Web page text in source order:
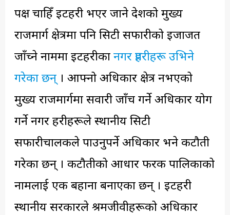
पक्ष चाहिँ इटहरी भएर जाने देशको मुख्य
राजमार्ग क्षेत्रमा पनि सिटी सफारीको इजाजत
जाँच्ने नाममा इटहरीकानगर प्रहरीहरू उभिने
गरेका छन् । आफ्नो अधिकार क्षेत्र नभएको
मुख्य राजमार्गमा सवारी जाँच गर्ने अधिकार प्रयोग
गर्ने नगर प्रहरीहरूले स्थानीय सिटी
सफारीचालकले पाउनुपर्ने अधिकार भने कटौती
गरेका छन् । कटौतीको आधार फरक पालिकाको
नामलाई एक बहाना बनाएका छन् । इटहरी
स्थानीय सरकारले श्रमजीवीहरूको अधिकार